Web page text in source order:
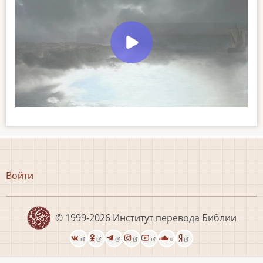
Меню
записи
пользователя
Войти
© 1999-2026 Институт перевода Библии